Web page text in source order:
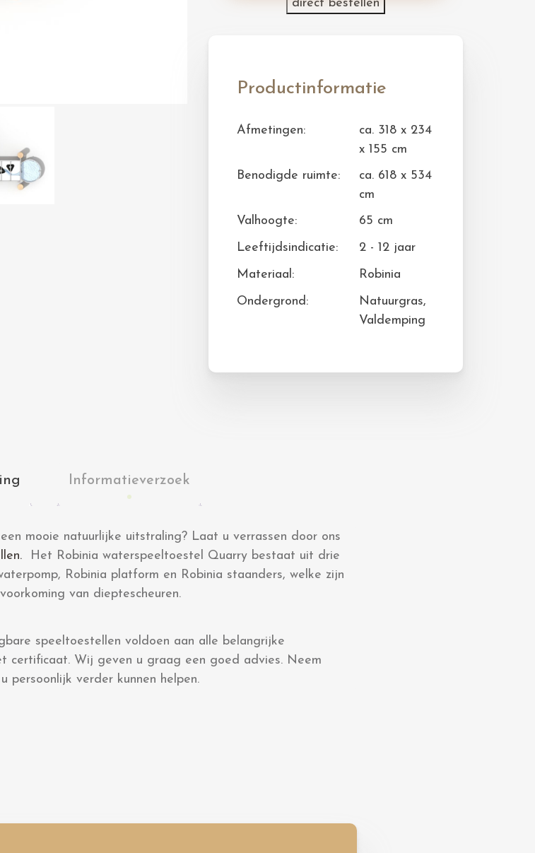
direct bestellen
Productinformatie
Afmetingen:
ca. 318 x 234
x 155 cm
Benodigde ruimte:
ca. 618 x 534
cm
Valhoogte:
65 cm
Leeftijdsindicatie:
2 - 12 jaar
Materiaal:
Robinia
Ondergrond:
Natuurgras,
Valdemping
Informatieverzoek
mooie natuurlijke uitstraling? Laat u verrassen door ons
Het Robinia waterspeeltoestel Quarry bestaat uit drie
Robinia platform en Robinia staanders, welke zijn
van dieptescheuren.
speeltoestellen voldoen aan alle belangrijke
certificaat. Wij geven u graag een goed advies. Neem
persoonlijk verder kunnen helpen.